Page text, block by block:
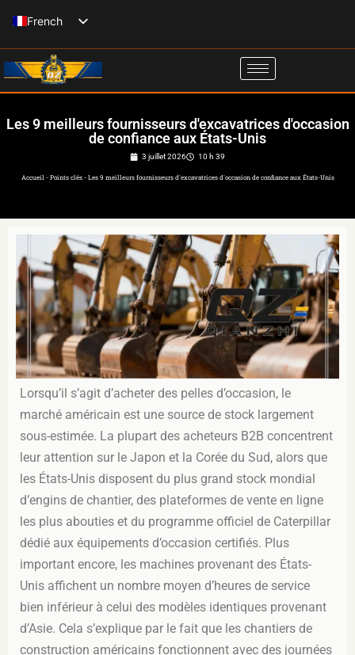
content
French
English
Spanish
Russian
Les 9 meilleurs fournisseurs d'excavatrices d'occasion
de confiance aux États-Unis
3 juillet 2026 10 h 39
Accueil- Points clés- Les 9 meilleurs fournisseurs d'excavatrices d'occasion de confiance aux États-Unis
Lorsqu’il s’agit d’acheter des pelles d’occasion, le
marché américain est une source de stock largement
sous-estimée. La plupart des acheteurs B2B concentrent
leur attention sur le Japon et la Corée du Sud, alors que
les États-Unis disposent du plus grand stock mondial
d’engins de chantier, des plateformes de vente en ligne
les plus abouties et du programme officiel de Caterpillar
dédié aux équipements d’occasion certifiés. Plus
important encore, les machines provenant des États-
Unis affichent un nombre moyen d’heures de service
bien inférieur à celui des modèles identiques provenant
d’Asie. Cela s’explique par le fait que les chantiers de
construction américains fonctionnent avec des journées